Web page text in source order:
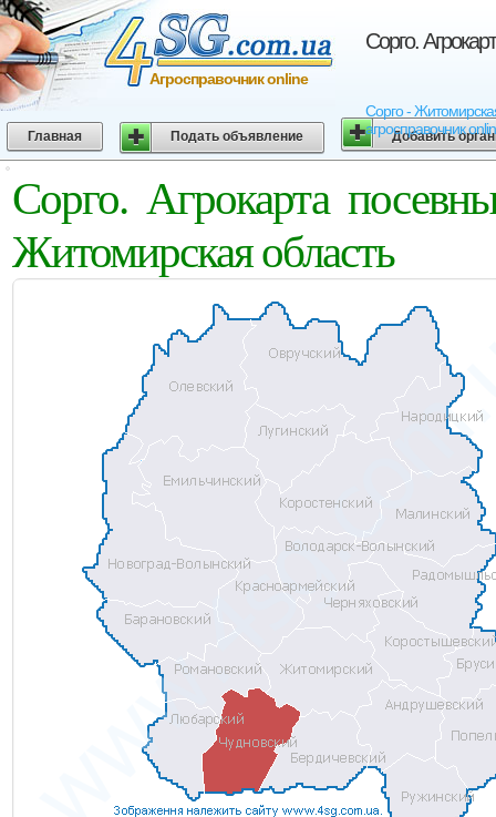
Сорго.
Сорго -
агросправочник
Агросправочник online
Главная Подать объявление Добавить
Сорго. Агрокарта
Житомирская область